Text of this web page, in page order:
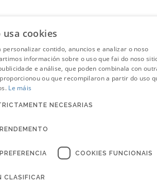
cookies
personalizar contido, anuncios e analizar o noso
información sobre o uso que fai do noso
e análise, que poden combinala con
ou que recompilaron a partir do uso
Le máis
NECESARIAS
COOKIES FUNCIONAIS
CLASIFICAR